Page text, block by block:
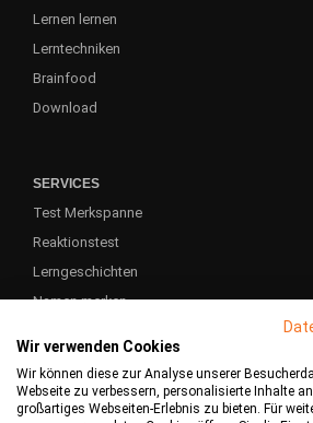
Lernen lernen
Lerntechniken
Brainfood
Download
SERVICES
Test Merkspanne
Reaktionstest
Lerngeschichten
Namen merken
Wir verwenden Cookies
Wir können diese zur Analyse unserer
Webseite zu verbessern, personalisierte Inhalte
großartiges Webseiten-Erlebnis zu bieten. Für